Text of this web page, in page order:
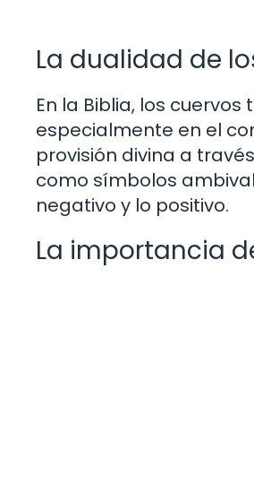
La dualidad de
En la Biblia, los
especialmente en el
provisión divina a
como símbolos
negativo y lo positivo.
La importancia